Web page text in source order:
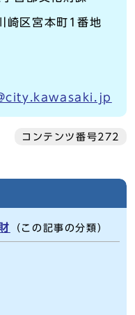
区宮本町1番地
コンテンツ番号272
（この記事の分類）